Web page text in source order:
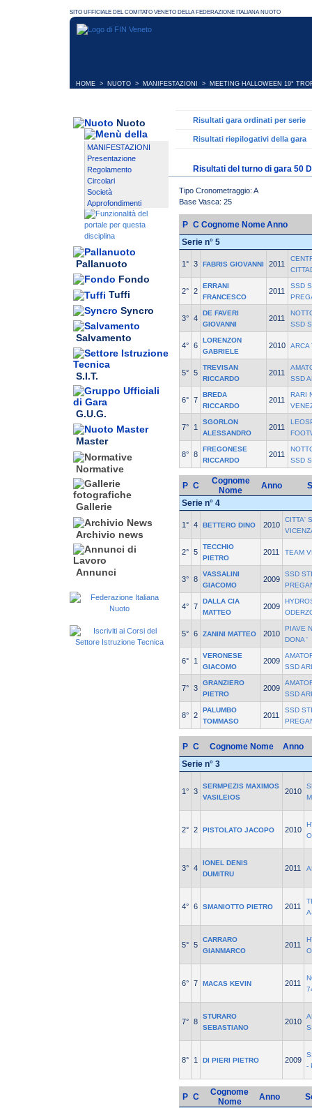
HOME > NUOTO > MANIFESTAZIONI > MEETING HALLOWEEN 19°
Nuoto
MANIFESTAZIONI
Presentazione
Regolamento
Circolari
Società
Approfondimenti
Pallanuoto
Fondo
Tuffi
Syncro
Salvamento
S.I.T.
G.U.G.
Master
Normative
Gallerie
Archivio news
Annunci
Risultati gara ordinati per serie
Risultati riepilogativi della gara
Risultati del turno di gara 50
Tipo Cronometraggio: A
Base Vasca: 25
P C Cognome NomeAnno
Serie n° 5
1° 3 FABRIS GIOVANNI 2011
2° 2
ERRANI
FRANCESCO
2011
SSD
3° 4
DE FAVERI
GIOVANNI
2011
SSD
4° 6
LORENZON
GABRIELE
2010 ARCA
5° 5
TREVISAN
RICCARDO
2011
SSD
6° 7
BREDA
RICCARDO
2011
RARI
7° 1
SGORLON
ALESSANDRO
2011
8° 8
FREGONESE
RICCARDO
2011
SSD
P C
Cognome
Nome
Anno
Serie n° 4
1° 4 BETTERO DINO 2010
CITTA'
2° 5
TECCHIO
PIETRO
2011 TEAM
3° 8
VASSALINI
GIACOMO
2009
SSD
4° 7
DALLA CIA
MATTEO
2009
5° 6 ZANINI MATTEO 2010
PIAVE
DONA '
6° 1
VERONESE
GIACOMO
2009
SSD
7° 3
GRANZIERO
PIETRO
2009
SSD
8° 2
PALUMBO
TOMMASO
2011
SSD
P C Cognome Nome
Anno
Serie n° 3
1° 3
SERMPEZIS MAXIMOS
VASILEIOS
2010
2° 2 PISTOLATO JACOPO 2010
3° 4
IONEL DENIS
DUMITRU
2011
4° 6 SMANIOTTO PIETRO 2011
5° 5
CARRARO
GIANMARCO
2011
6° 7 MACAS KEVIN 2011
7° 8
STURARO
SEBASTIANO
2010
8° 1 DI PIERI PIETRO 2009
-
P C
Cognome
Nome
Anno